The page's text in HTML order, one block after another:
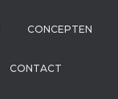
CONCEPTEN
CONTACT